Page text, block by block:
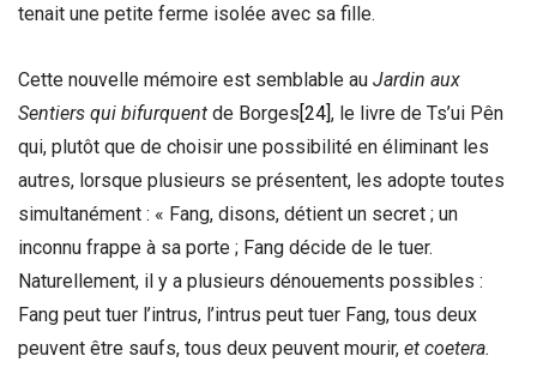
tenait une petite ferme isolée avec sa fille.
Cette nouvelle mémoire est semblable au Jardin aux
Sentiers qui bifurquent de Borges[24], le livre de Ts’ui Pên
qui, plutôt que de choisir une possibilité en éliminant les
autres, lorsque plusieurs se présentent, les adopte toutes
simultanément : « Fang, disons, détient un secret ; un
inconnu frappe à sa porte ; Fang décide de le tuer.
Naturellement, il y a plusieurs dénouements possibles :
Fang peut tuer l’intrus, l’intrus peut tuer Fang, tous deux
peuvent être saufs, tous deux peuvent mourir, et coetera.